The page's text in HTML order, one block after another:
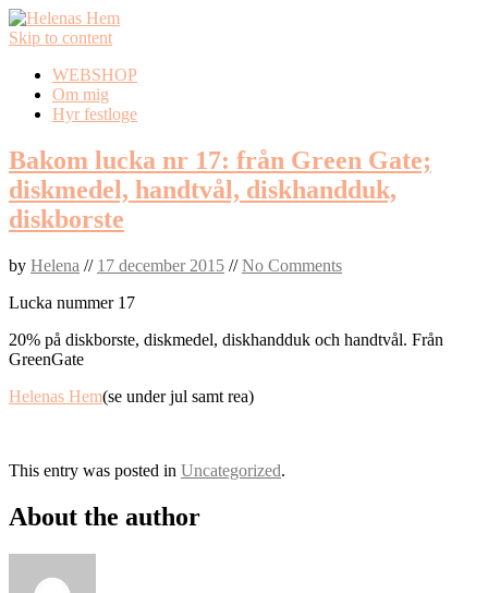
Skip to content
WEBSHOP
Om mig
Hyr festloge
Bakom lucka nr 17: från Green Gate;
diskmedel, handtvål, diskhandduk,
diskborste
by Helena // 17 december 2015 //No Comments
Lucka nummer 17
20% på diskborste, diskmedel, diskhandduk och handtvål. Från
GreenGate
Helenas Hem(se under jul samt rea)
This entry was posted in Uncategorized.
About the author